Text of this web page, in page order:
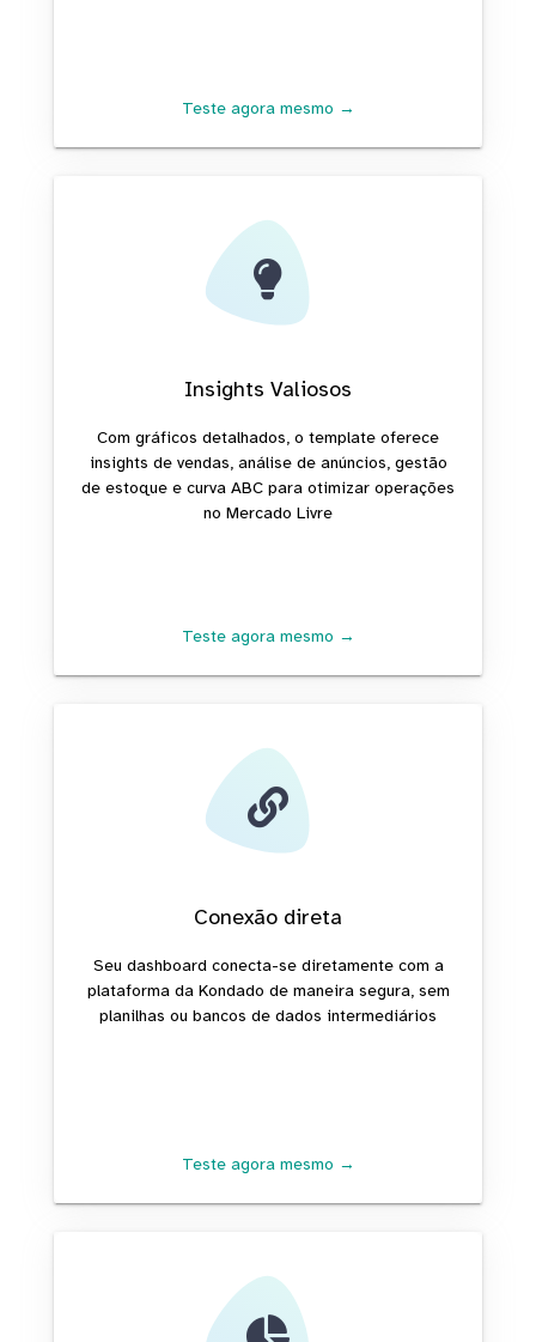
Teste agora mesmo →
Insights Valiosos
Com gráficos detalhados, o template oferece
insights de vendas, análise de anúncios, gestão
de estoque e curva ABC para otimizar operações
no Mercado Livre
Teste agora mesmo →
Conexão direta
Seu dashboard conecta-se diretamente com a
plataforma da Kondado de maneira segura, sem
planilhas ou bancos de dados intermediários
Teste agora mesmo →